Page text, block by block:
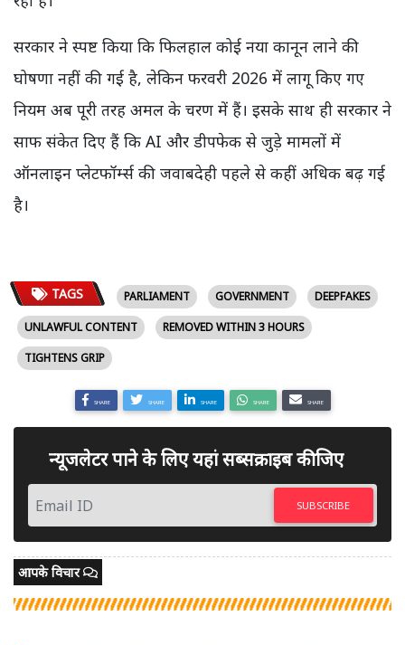
सरकार ने स्पष्ट किया कि फिलहाल कोई नया कानून लाने की
घोषणा नहीं की गई है, लेकिन फरवरी 2026 में लागू किए गए
नियम अब पूरी तरह अमल के चरण में हैं। इसके साथ ही सरकार ने
साफ संकेत दिए हैं कि AI और डीपफेक से जुड़े मामलों में
ऑनलाइन प्लेटफॉर्म्स की जवाबदेही पहले से कहीं अधिक बढ़ गई
है।
TAGS PARLIAMENT GOVERNMENT
DEEPFAKES
UNLAWFUL CONTENT
REMOVED WITHIN 3 HOURS
TIGHTENS GRIP
SHARE SHARE SHARE SHARE SHARE
न्यूजलेटर पाने के लिए यहां सब्सक्राइब कीजिए
SUBSCRIBE
आपके विचार